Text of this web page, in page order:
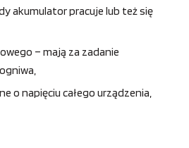
akumulator pracuje lub też się
– mają za zadanie
o napięciu całego urządzenia,